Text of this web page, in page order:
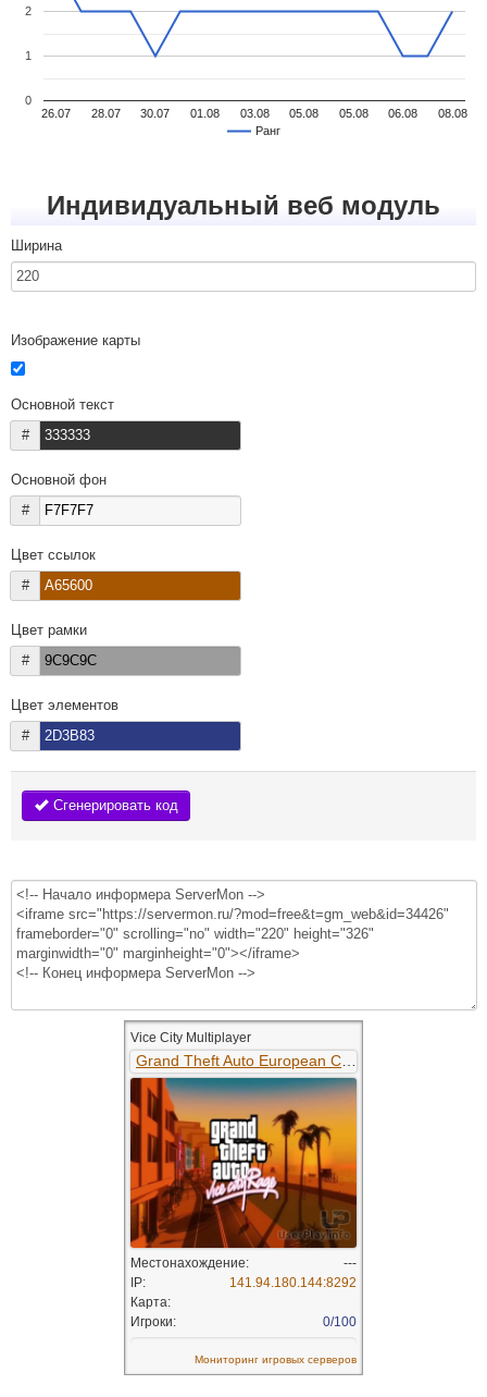
Ранг
26.07 28.07 30.07 01.08 03.08 05.08 05.08 06.08 08.08
0
1
2
Индивидуальный веб модуль
Ширина
Изображение карты
Основной текст
#
Основной фон
#
Цвет ссылок
#
Цвет рамки
#
Цвет элементов
#
Сгенерировать код